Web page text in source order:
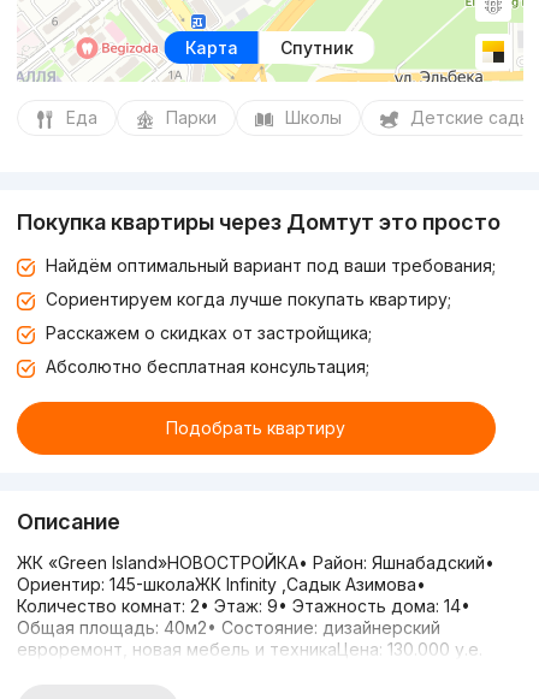
Карта Спутник
Еда Парки Школы Детские сады
Покупка квартиры через Домтут это просто
Найдём оптимальный вариант под ваши требования;
Сориентируем когда лучше покупать квартиру;
Расскажем о скидках от застройщика;
Абсолютно бесплатная консультация;
Подобрать квартиру
Описание
ЖК «Green Island»НОВОСТРОЙКА• Район: Яшнабадский•
Ориентир: 145-школаЖК Infinity ,Садык Азимова•
Количество комнат: 2• Этаж: 9• Этажность дома: 14•
Общая площадь: 40м2• Состояние: дизайнерский
евроремонт, новая мебель и техникаЦена: 130.000 у.е.